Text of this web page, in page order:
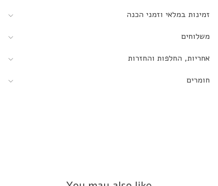
זמינות במלאי וזמני הכנה
משלוחים
אחריות, החלפות והחזרות
חומרים